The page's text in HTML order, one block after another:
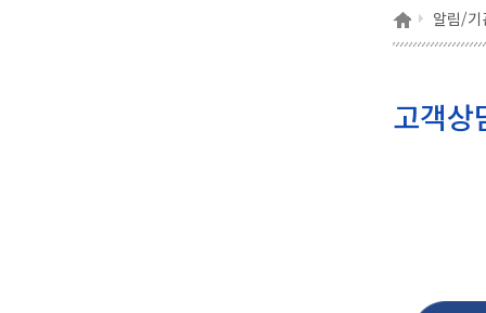
홈 알림/기
고객상